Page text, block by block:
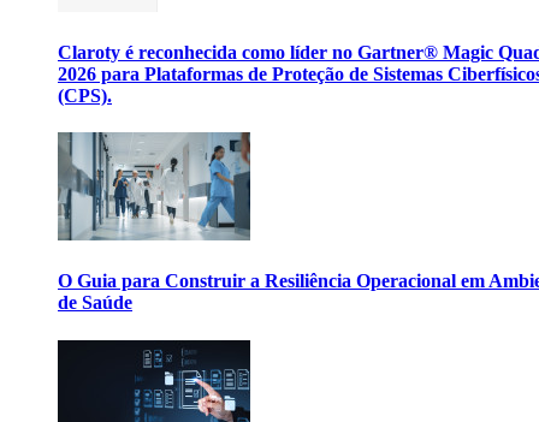
Claroty é reconhecida como líder no Gartner® Magic
2026 para Plataformas de Proteção de Sistemas
(CPS).
O Guia para Construir a Resiliência Operacional em
de Saúde